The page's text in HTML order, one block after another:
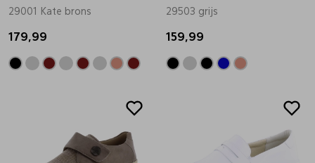
29001 Kate brons
179,99
29503 grijs
159,99